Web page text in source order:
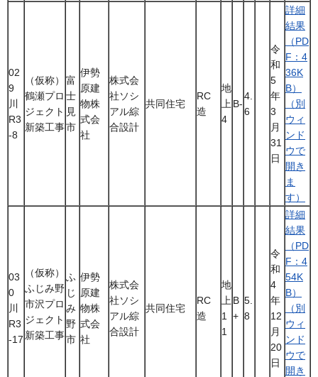
02
9
川
R3
-8
（仮称）
鶴瀬プロ
ジェクト
新築工事
富
士
見
市
伊勢
原建
物株
式会
社
株式会
社ソシ
アル綜
合設計
共同住宅
RC
造
地
上
4
B-
4.
6
令
和
5
年
3
月
31
日
詳細
結果
（PD
F：4
36K
B）
（別
ウィ
ンド
ウで
開き
ま
す）
03
0
川
R3
-17
（仮称）
ふじみ野
市沢プロ
ジェクト
新築工事
ふ
じ
み
野
市
伊勢
原建
物株
式会
社
株式会
社ソシ
アル綜
合設計
共同住宅
RC
造
地
上
1
1
B
+
5.
8
令
和
4
年
12
月
20
日
詳細
結果
（PD
F：4
54K
B）
（別
ウィ
ンド
ウで
開き